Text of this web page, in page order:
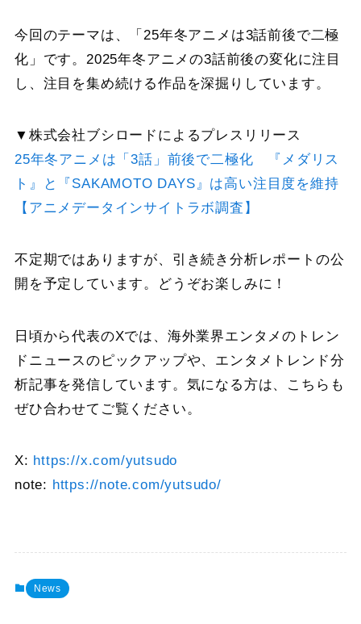
今回のテーマは、「25年冬アニメは3話前後で二極
化」です。2025年冬アニメの3話前後の変化に注目
し、注目を集め続ける作品を深掘りしています。
▼株式会社ブシロードによるプレスリリース
25年冬アニメは「3話」前後で二極化 『メダリス
ト』と『SAKAMOTO DAYS』は高い注目度を維持
【アニメデータインサイトラボ調査】
不定期ではありますが、引き続き分析レポートの公
開を予定しています。どうぞお楽しみに！
日頃から代表のXでは、海外業界エンタメのトレン
ドニュースのピックアップや、エンタメトレンド分
析記事を発信しています。気になる方は、こちらも
ぜひ合わせてご覧ください。
X: https://x.com/yutsudo
note: https://note.com/yutsudo/
News